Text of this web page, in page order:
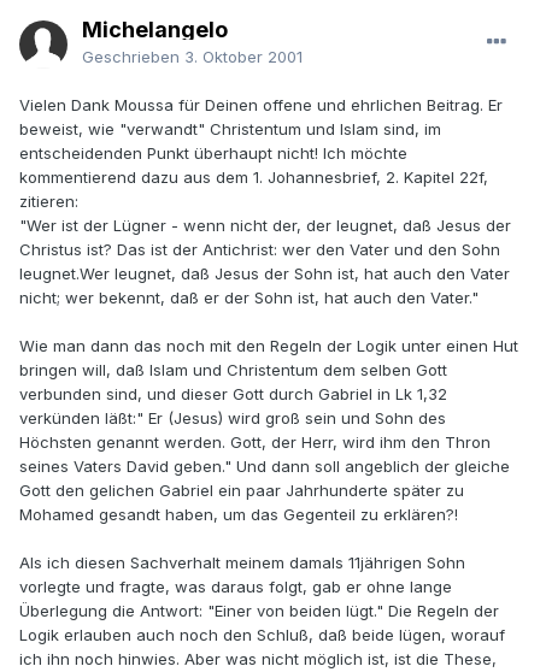
Michelangelo
Geschrieben 3. Oktober 2001
Vielen Dank Moussa für Deinen offene und ehrlichen Beitrag. Er
beweist, wie "verwandt" Christentum und Islam sind, im
entscheidenden Punkt überhaupt nicht! Ich möchte
kommentierend dazu aus dem 1. Johannesbrief, 2. Kapitel 22f,
zitieren:
"Wer ist der Lügner - wenn nicht der, der leugnet, daß Jesus der
Christus ist? Das ist der Antichrist: wer den Vater und den Sohn
leugnet.Wer leugnet, daß Jesus der Sohn ist, hat auch den Vater
nicht; wer bekennt, daß er der Sohn ist, hat auch den Vater."
Wie man dann das noch mit den Regeln der Logik unter einen Hut
bringen will, daß Islam und Christentum dem selben Gott
verbunden sind, und dieser Gott durch Gabriel in Lk 1,32
verkünden läßt:" Er (Jesus) wird groß sein und Sohn des
Höchsten genannt werden. Gott, der Herr, wird ihm den Thron
seines Vaters David geben." Und dann soll angeblich der gleiche
Gott den gelichen Gabriel ein paar Jahrhunderte später zu
Mohamed gesandt haben, um das Gegenteil zu erklären?!
Als ich diesen Sachverhalt meinem damals 11jährigen Sohn
vorlegte und fragte, was daraus folgt, gab er ohne lange
Überlegung die Antwort: "Einer von beiden lügt." Die Regeln der
Logik erlauben auch noch den Schluß, daß beide lügen, worauf
ich ihn noch hinwies. Aber was nicht möglich ist, ist die These,